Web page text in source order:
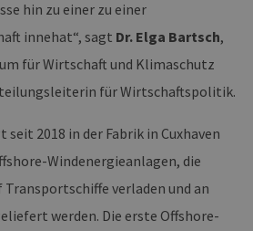
hin zu einer zu einer
innehat“, sagt Dr. Elga Bartsch,
für Wirtschaft und Klimaschutz
für Wirtschaftspolitik.
2018 in der Fabrik in Cuxhaven
Windenergieanlagen, die
verladen und an
werden. Die erste Offshore-